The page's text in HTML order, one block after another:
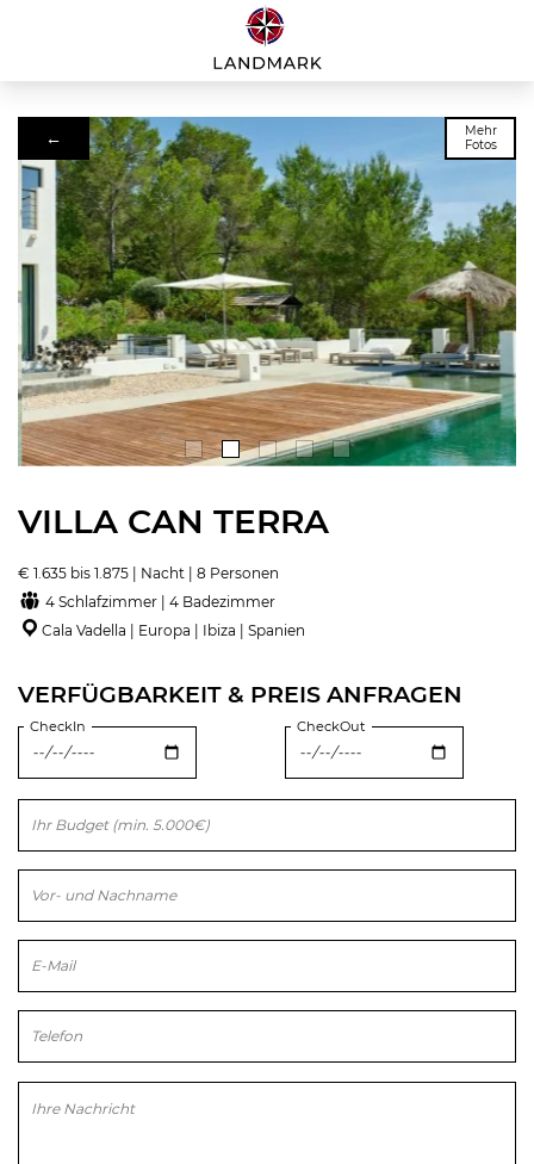
←
Mehr
Fotos
VILLA CAN TERRA
€ 1.635 bis 1.875 | Nacht | 8 Personen
4 Schlafzimmer | 4 Badezimmer
Cala Vadella | Europa | Ibiza | Spanien
VERFÜGBARKEIT & PREIS ANFRAGEN
CheckIn CheckOut
Bitte lasse dieses Feld leer.
Bitte lasse dieses Feld leer.